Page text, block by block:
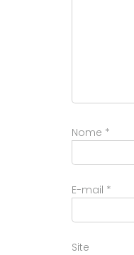
Nome *
E-mail *
Site